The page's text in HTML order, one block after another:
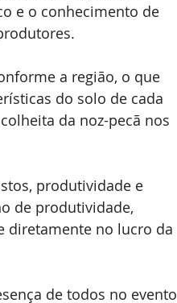
e o conhecimento de
a região, o que
do solo de cada
da noz-pecã nos
produtividade e
de produtividade,
diretamente no lucro da
de todos no evento